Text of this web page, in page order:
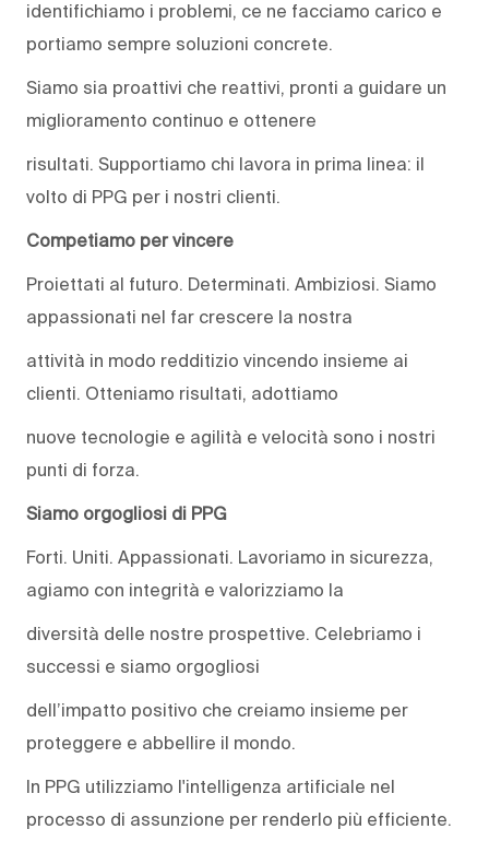
identifichiamo i problemi, ce ne facciamo carico e
portiamo sempre soluzioni concrete.
Siamo sia proattivi che reattivi, pronti a guidare un
miglioramento continuo e ottenere
risultati. Supportiamo chi lavora in prima linea: il
volto di PPG per i nostri clienti.
Competiamo per vincere
Proiettati al futuro. Determinati. Ambiziosi. Siamo
appassionati nel far crescere la nostra
attività in modo redditizio vincendo insieme ai
clienti. Otteniamo risultati, adottiamo
nuove tecnologie e agilità e velocità sono i nostri
punti di forza.
Siamo orgogliosi di PPG
Forti. Uniti. Appassionati. Lavoriamo in sicurezza,
agiamo con integrità e valorizziamo la
diversità delle nostre prospettive. Celebriamo i
successi e siamo orgogliosi
dell’impatto positivo che creiamo insieme per
proteggere e abbellire il mondo.
In PPG utilizziamo l'intelligenza artificiale nel
processo di assunzione per renderlo più efficiente.